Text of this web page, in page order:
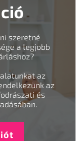
szeretné
a legjobb
az
az
és